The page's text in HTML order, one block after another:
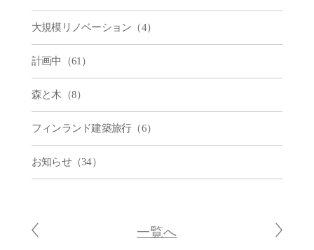
大規模リノベーション（4）
計画中（61）
森と木（8）
フィンランド建築旅行（6）
お知らせ（34）
一覧へ